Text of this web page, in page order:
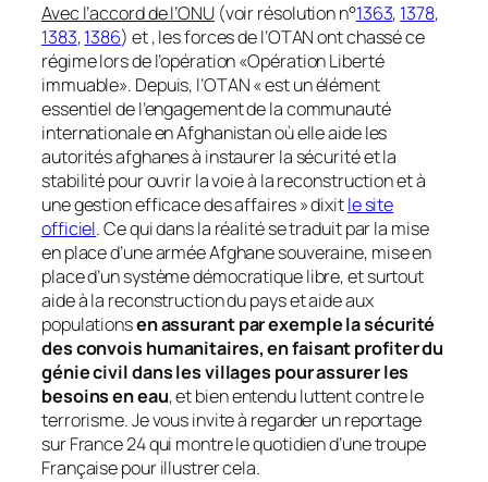
Avec l’accord de l’ONU (voir résolution n°1363, 1378,
1383,1386) et , les forces de l’OTAN ont chassé ce
régime lors de l’opération«Opération Liberté
immuable». Depuis, l’OTAN« est un élément
essentiel de l’engagement de la communauté
internationale en Afghanistan où elle aide les
autorités afghanes à instaurer la sécurité et la
stabilité pour ouvrir la voie à la reconstruction et à
une gestion efficace des affaires »dixitle site
officiel. Ce qui dans la réalité se traduit par la mise
en place d’une armée Afghane souveraine, mise en
place d’un système démocratique libre, et surtout
aide à la reconstruction du pays et aide aux
populationsen assurant par exemple la sécurité
des convois humanitaires, en faisant profiter du
génie civil dans les villages pour assurer les
besoins en eau, et bien entendu luttent contre le
terrorisme. Je vous invite à regarder un reportage
sur France 24 qui montre le quotidien d’une troupe
Française pour illustrer cela.